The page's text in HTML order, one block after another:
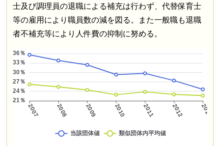
士及び調理員の退職による補充は行わず、代替保育士
等の雇用により職員数の減を図る。また一般職も退職
者不補充等により人件費の抑制に努める。